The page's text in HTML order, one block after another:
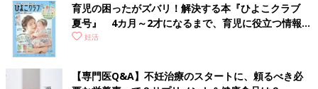
育児の困ったがズバリ！解決する本『ひよこクラブ
夏号』 4カ月～2才になるまで、育児に役立つ情報が
いっぱい！
妊活
【専門医Q&A】不妊治療のスタートに、頼るべき必